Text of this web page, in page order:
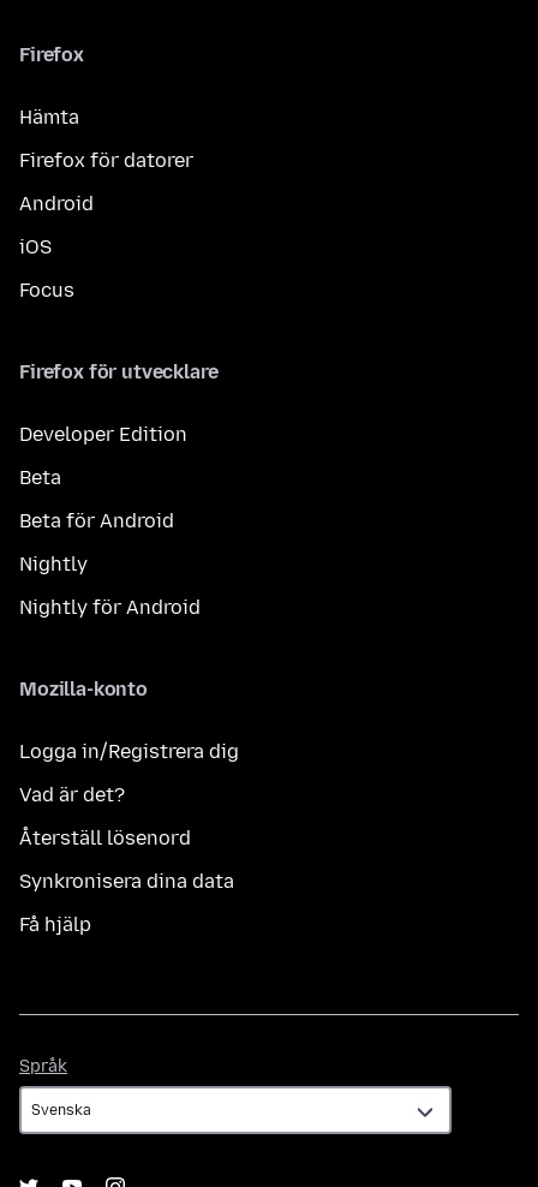
Firefox
Hämta
Firefox för datorer
Android
iOS
Focus
Firefox för utvecklare
Developer Edition
Beta
Beta för Android
Nightly
Nightly för Android
Mozilla-konto
Logga in/Registrera dig
Vad är det?
Återställ lösenord
Synkronisera dina data
Få hjälp
Språk